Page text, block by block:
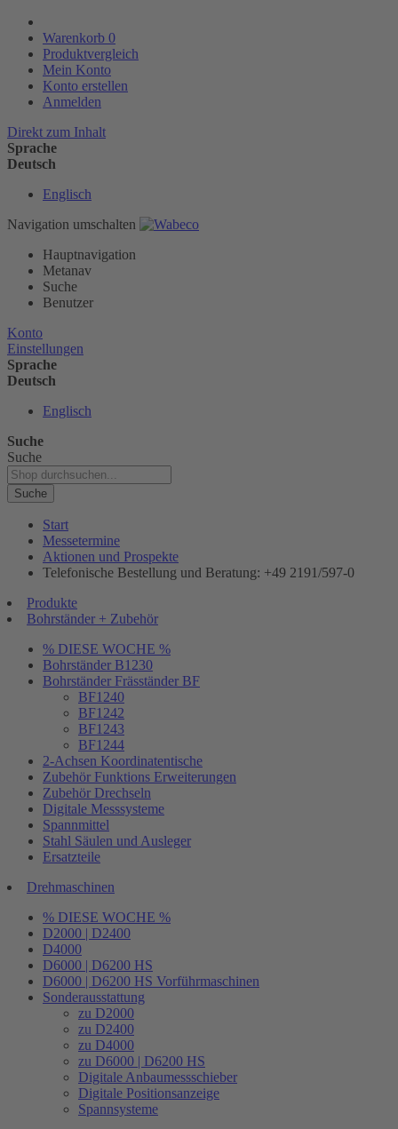
Warenkorb 0
Produktvergleich
Mein Konto
Konto erstellen
Anmelden
Direkt zum Inhalt
Sprache
Deutsch
Englisch
Navigation umschalten
Hauptnavigation
Metanav
Suche
Benutzer
Konto
Einstellungen
Sprache
Deutsch
Englisch
Suche
Suche
Suche
Start
Messetermine
Aktionen und Prospekte
Telefonische Bestellung und Beratung: +49 2191/597-0
Produkte
Bohrständer + Zubehör
% DIESE WOCHE %
Bohrständer B1230
Bohrständer Fräsständer BF
BF1240
BF1242
BF1243
BF1244
2-Achsen Koordinatentische
Zubehör Funktions Erweiterungen
Zubehör Drechseln
Digitale Messsysteme
Spannmittel
Stahl Säulen und Ausleger
Ersatzteile
Drehmaschinen
% DIESE WOCHE %
D2000 | D2400
D4000
D6000 | D6200 HS
D6000 | D6200 HS Vorführmaschinen
Sonderausstattung
zu D2000
zu D2400
zu D4000
zu D6000 | D6200 HS
Digitale Anbaumessschieber
Digitale Positionsanzeige
Spannsysteme